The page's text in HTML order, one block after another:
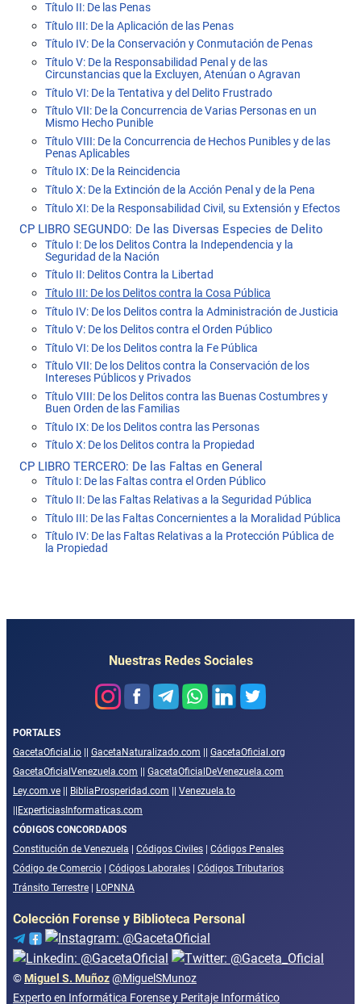
Título II: De las Penas
Título III: De la Aplicación de las Penas
Título IV: De la Conservación y Conmutación de Penas
Título V: De la Responsabilidad Penal y de las
Circunstancias que la Excluyen, Atenúan o Agravan
Título VI: De la Tentativa y del Delito Frustrado
Título VII: De la Concurrencia de Varias Personas en un
Mismo Hecho Punible
Título VIII: De la Concurrencia de Hechos Punibles y de las
Penas Aplicables
Título IX: De la Reincidencia
Título X: De la Extinción de la Acción Penal y de la Pena
Título XI: De la Responsabilidad Civil, su Extensión y Efectos
CP LIBRO SEGUNDO: De las Diversas Especies de Delito
Título I: De los Delitos Contra la Independencia y la
Seguridad de la Nación
Título II: Delitos Contra la Libertad
Título III: De los Delitos contra la Cosa Pública
Título IV: De los Delitos contra la Administración de Justicia
Título V: De los Delitos contra el Orden Público
Título VI: De los Delitos contra la Fe Pública
Título VII: De los Delitos contra la Conservación de los
Intereses Públicos y Privados
Título VIII: De los Delitos contra las Buenas Costumbres y
Buen Orden de las Familias
Título IX: De los Delitos contra las Personas
Título X: De los Delitos contra la Propiedad
CP LIBRO TERCERO: De las Faltas en General
Título I: De las Faltas contra el Orden Público
Título II: De las Faltas Relativas a la Seguridad Pública
Título III: De las Faltas Concernientes a la Moralidad Pública
Título IV: De las Faltas Relativas a la Protección Pública de
la Propiedad
Nuestras Redes Sociales
PORTALES
GacetaOficial.io || GacetaNaturalizado.com || GacetaOficial.org
GacetaOficialVenezuela.com || GacetaOficialDeVenezuela.com
Ley.com.ve || BibliaProsperidad.com || Venezuela.to
||ExperticiasInformaticas.com
CÓDIGOS CONCORDADOS
Constitución de Venezuela | Códigos Civiles | Códigos Penales
Código de Comercio | Códigos Laborales | Códigos Tributarios
Tránsito Terrestre | LOPNNA
Colección Forense y Biblioteca Personal
©Miguel S. Muñoz@MiguelSMunoz
Experto en Informática Forense y Peritaje Informático